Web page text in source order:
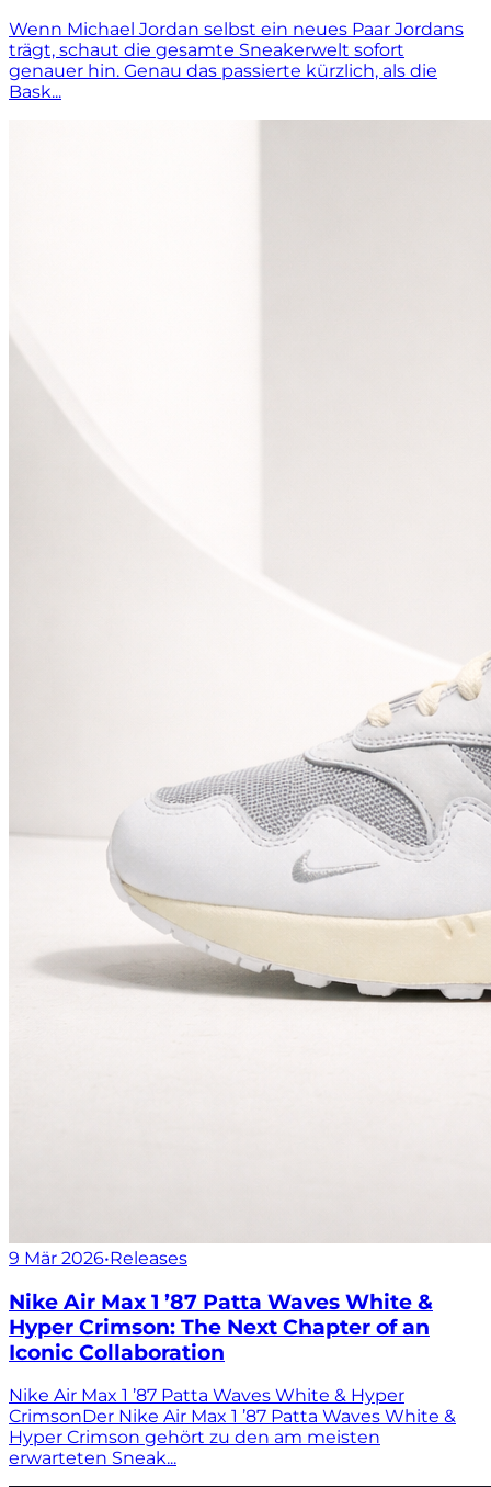
Wenn Michael Jordan selbst ein neues Paar Jordans
trägt, schaut die gesamte Sneakerwelt sofort
genauer hin. Genau das passierte kürzlich, als die
Bask...
9 Mär 2026•Releases
Nike Air Max 1 ’87 Patta Waves White &
Hyper Crimson: The Next Chapter of an
Iconic Collaboration
Nike Air Max 1 ’87 Patta Waves White & Hyper
CrimsonDer Nike Air Max 1 ’87 Patta Waves White &
Hyper Crimson gehört zu den am meisten
erwarteten Sneak...